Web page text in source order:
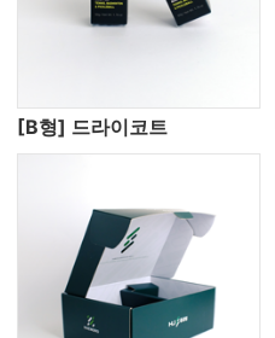
[B형] 드라이코트